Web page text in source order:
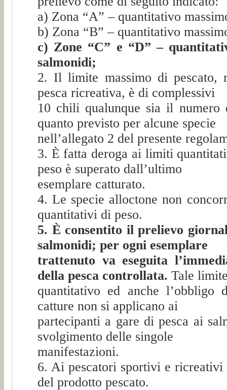
a) Zona “A” – quantitativo
b) Zona “B” – quantitativo
c) Zone “C” e “D” –
salmonidi;
2. Il limite massimo di pescato,
pesca ricreativa, è di complessivi
10 chili qualunque sia il numero
quanto previsto per alcune specie
nell’allegato 2 del presente
3. È fatta deroga ai limiti
peso è superato dall’ultimo
esemplare catturato.
4. Le specie alloctone non
quantitativi di peso.
5. È consentito il prelievo
salmonidi; per ogni esemplare
trattenuto va eseguita
della pesca controllata. Tale
quantitativo ed anche l’obbligo
catture non si applicano ai
partecipanti a gare di pesca ai
svolgimento delle singole
manifestazioni.
6. Ai pescatori sportivi e
del prodotto pescato.